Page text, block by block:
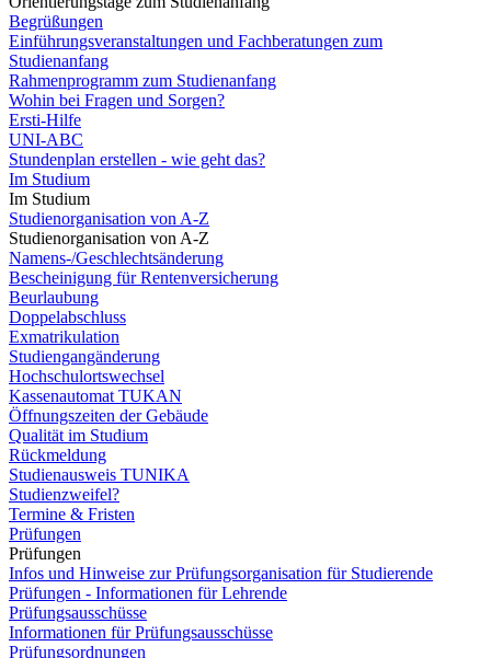
Begrüßungen
Einführungsveranstaltungen und Fachberatungen zum
Studienanfang
Rahmenprogramm zum Studienanfang
Wohin bei Fragen und Sorgen?
Ersti-Hilfe
UNI-ABC
Stundenplan erstellen - wie geht das?
Im Studium
Im Studium
Studienorganisation von A-Z
Studienorganisation von A-Z
Namens-/Geschlechtsänderung
Bescheinigung für Rentenversicherung
Beurlaubung
Doppelabschluss
Exmatrikulation
Studiengangänderung
Hochschulortswechsel
Kassenautomat TUKAN
Öffnungszeiten der Gebäude
Qualität im Studium
Rückmeldung
Studienausweis TUNIKA
Studienzweifel?
Termine & Fristen
Prüfungen
Prüfungen
Infos und Hinweise zur Prüfungsorganisation für Studierende
Prüfungen - Informationen für Lehrende
Prüfungsausschüsse
Informationen für Prüfungsausschüsse
Prüfungsordnungen